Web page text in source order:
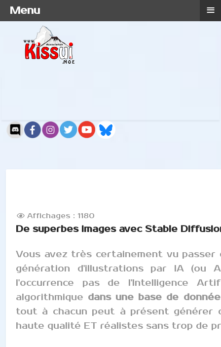
Affichages : 1180
De superbes images avec Stable
Vous avez très certainement vu
génération d'illustrations par IA (ou
l'occurrence pas de l'Intelligence
algorithmique dans une base de
tout à chacun peut à présent générer
haute qualité ET réalistes sans trop de
Menu ≡